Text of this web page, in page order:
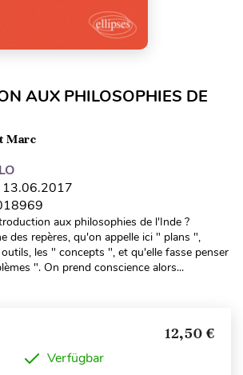
AUX PHILOSOPHIES DE
Marc
13.06.2017
aux philosophies de l'Inde ?
des repères, qu'on appelle ici " plans ",
les " concepts ", et qu'elle fasse penser
". On prend conscience alors...
12,50 €
Verfügbar